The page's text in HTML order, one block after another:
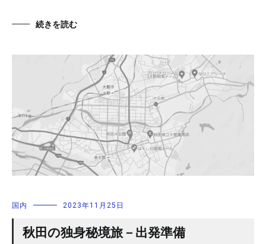
続きを読む
国内 2023年11月25日
秋田の独身秘境旅－出発準備